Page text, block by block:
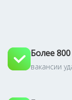
Более
вакансии